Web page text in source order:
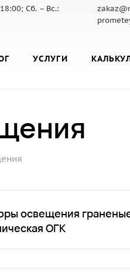
Сб. – Вс.:
УСЛУГИ
освещения
ОГК